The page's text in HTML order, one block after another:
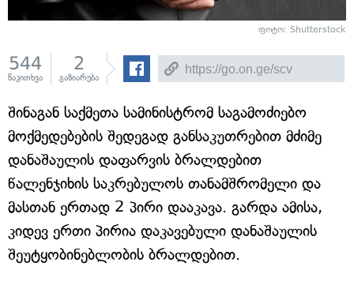
ფოტო: Shutterstock
544
წაკითხვა
2
გაზიარება
შინაგან საქმეთა სამინისტრომ საგამოძიებო
მოქმედებების შედეგად განსაკუთრებით მძიმე
დანაშაულის დაფარვის ბრალდებით
წალენჯიხის საკრებულოს თანამშრომელი და
მასთან ერთად 2 პირი დააკავა. გარდა ამისა,
კიდევ ერთი პირია დაკავებული დანაშაულის
შეუტყობინებლობის ბრალდებით.